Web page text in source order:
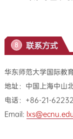
8 联系方式
华东师范大学国际教
地址：中国上海中山
电话：+86-21-
Email: